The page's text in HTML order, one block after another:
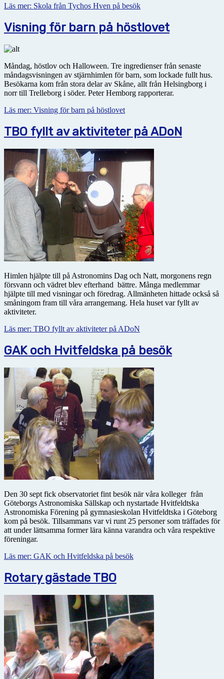
Läs mer: Skola från Tychos Hven på besök
Visning för barn på höstlovet
Måndag, höstlov och Halloween. Tre ingredienser från senaste
måndagsvisningen av stjärnhimlen för barn, som lockade fullt hus.
Besökarna kom från stora delar av Skåne, allt från Helsingborg i
norr till Trelleborg i söder. Peter Hemborg rapporterar.
Läs mer: Visning för barn på höstlovet
TBO fyllt av aktiviteter på ADoN
Himlen hjälpte till på Astronomins Dag och Natt, morgonens regn
försvann och vädret blev efterhand bättre. Många medlemmar
hjälpte till med visningar och föredrag. Allmänheten hittade också så
småningom fram till våra arrangemang. Hela huset var fyllt av
aktiviteter.
Läs mer: TBO fyllt av aktiviteter på ADoN
GAK och Hvitfeldska på besök
Den 30 sept fick observatoriet fint besök när våra kolleger från
Göteborgs Astronomiska Sällskap och nystartade Hvitfeldtska
Astronomiska Förening på gymnasieskolan Hvitfeldtska i Göteborg
kom på besök. Tillsammans var vi runt 25 personer som träffades för
att under lättsamma former lära känna varandra och våra respektive
föreningar.
Läs mer: GAK och Hvitfeldska på besök
Rotary gästade TBO